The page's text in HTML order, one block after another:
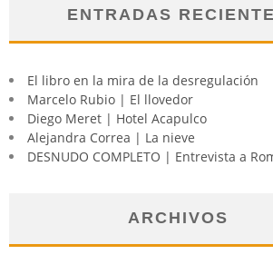
ENTRADAS
El libro en la mira de la desregulación
Marcelo Rubio | El llovedor
Diego Meret | Hotel Acapulco
Alejandra Correa | La nieve
DESNUDO COMPLETO | Entrevista a
ARCHIVOS